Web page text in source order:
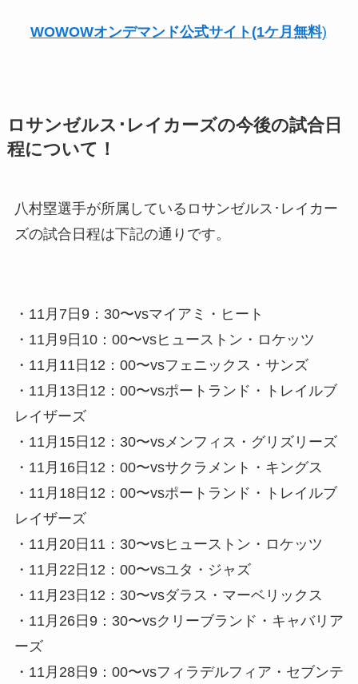
WOWOWオンデマンド公式サイト(1ケ月無料)
ロサンゼルス･レイカーズの今後の試合日
程について！
八村塁選手が所属しているロサンゼルス･レイカー
ズの試合日程は下記の通りです。
・11月7日9：30〜vsマイアミ・ヒート
・11月9日10：00〜vsヒューストン・ロケッツ
・11月11日12：00〜vsフェニックス・サンズ
・11月13日12：00〜vsポートランド・トレイルブ
レイザーズ
・11月15日12：30〜vsメンフィス・グリズリーズ
・11月16日12：00〜vsサクラメント・キングス
・11月18日12：00〜vsポートランド・トレイルブ
レイザーズ
・11月20日11：30〜vsヒューストン・ロケッツ
・11月22日12：00〜vsユタ・ジャズ
・11月23日12：30〜vsダラス・マーベリックス
・11月26日9：30〜vsクリーブランド・キャバリア
ーズ
・11月28日9：00〜vsフィラデルフィア・セブンテ